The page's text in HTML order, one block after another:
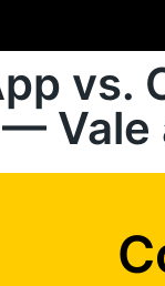
vs.
Vale